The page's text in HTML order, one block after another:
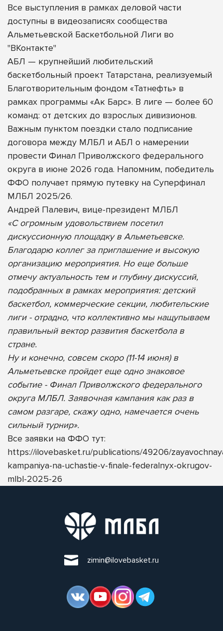
Все выступления в рамках деловой части
доступны в видеозаписях сообщества
Альметьевской Баскетбольной Лиги во
"ВКонтакте"
АБЛ — крупнейший любительский
баскетбольный проект Татарстана, реализуемый
Благотворительным фондом «Татнефть» в
рамках программы «Ак Барс». В лиге — более 60
команд: от детских до взрослых дивизионов.
Важным пунктом поездки стало подписание
договора между МЛБЛ и АБЛ о намерении
провести Финал Приволжского федерального
округа в июне 2026 года. Напомним, победитель
ФФО получает прямую путевку на Суперфинал
МЛБЛ 2025/26.
Андрей Палевич, вице-президент МЛБЛ
«С огромным удовольствием посетил
дискуссионную площадку в Альметьевске.
Благодарю коллег за приглашение и высокую
организацию мероприятия. Но еще больше
отмечу актуальность тем и глубину дискуссий,
подобранных в рамках мероприятия: детский
баскетбол, коммерческие секции, любительские
лиги - отрадно, что коллективно мы нащупываем
правильный вектор развития баскетбола в
стране.
Ну и конечно, совсем скоро (11-14 июня) в
Альметьевске пройдет еще одно знаковое
событие - Финал Приволжского федерального
округа МЛБЛ. Заявочная кампания как раз в
самом разгаре, скажу одно, намечается очень
сильный турнир».
Все заявки на ФФО тут:
https://ilovebasket.ru/publications/49206/
kampaniya-na-uchastie-v-finale-federalnyx-okrugov-
mlbl-2025-26
zimin@ilovebasket.ru